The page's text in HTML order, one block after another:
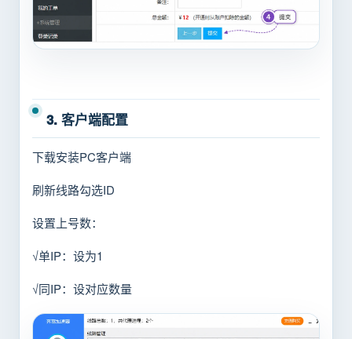
3. 客户端配置
下载安装PC客户端
刷新线路勾选ID
设置上号数：
√单IP：设为1
√同IP：设对应数量